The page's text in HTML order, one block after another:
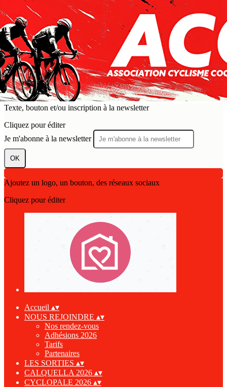
Exporter les lignes sélectionnées
Exporter toutes les colonnes
Exporter uniquement les colonnes affichées
Menu
?>
Images de la page d'accueil
Cliquez pour éditer
Texte, bouton et/ou inscription à la newsletter
Cliquez pour éditer
Je m'abonne à la newsletter
OK
Ajoutez un logo, un bouton, des réseaux sociaux
Cliquez pour éditer
Accueil ▴▾
NOUS REJOINDRE ▴▾
Nos rendez-vous
Adhésions 2026
Tarifs
Partenaires
LES SORTIES ▴▾
CALQUELLA 2026 ▴▾
CYCLOPALE 2026 ▴▾